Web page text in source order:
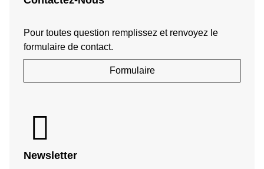
Pour toutes question remplissez et renvoyez le
formulaire de contact.
Formulaire
Newsletter